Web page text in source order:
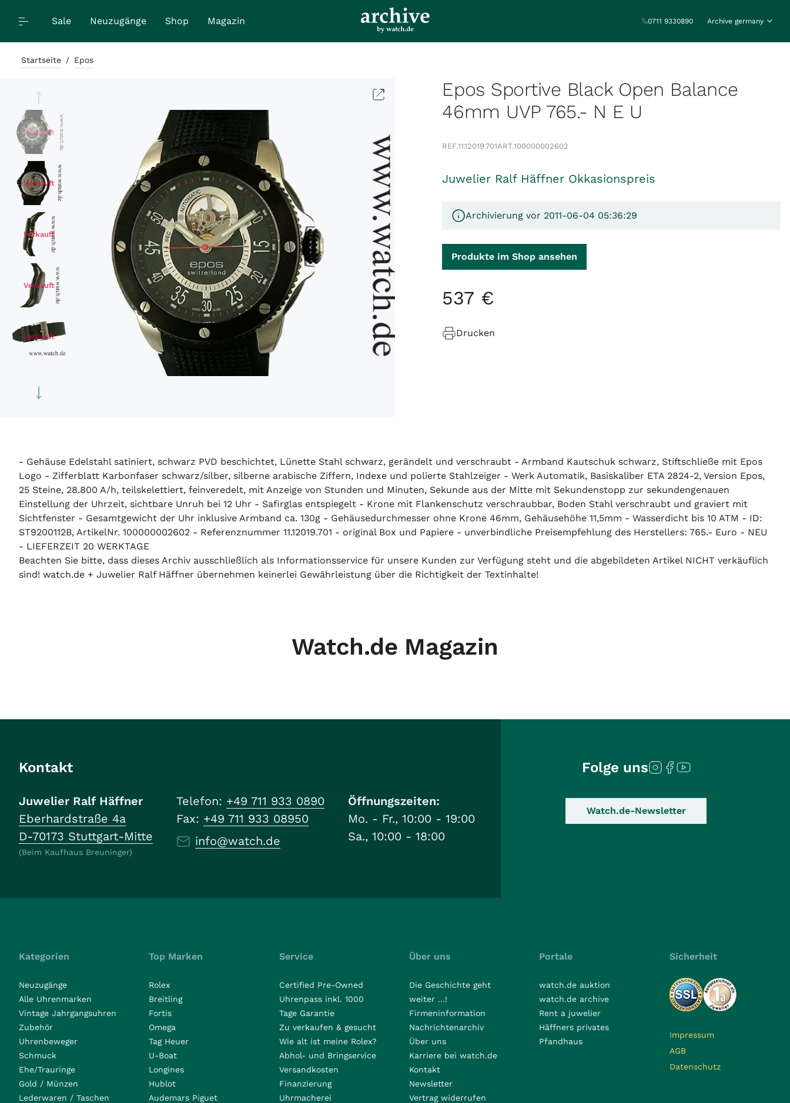
Sale Neuzugänge Shop Magazin 0711 9330890 Archive germany
Startseite / Epos
Epos Sportive Black Open Balance
46mm UVP 765.- N E U
Verkauft
Verkauft
Verkauft
Verkauft
Verkauft
Verkauft
REF.11.12019.701ART.100000002602
Juwelier Ralf Häffner Okkasionspreis
Archivierung vor 2011-06-04 05:36:29
Produkte im Shop ansehen
537 €
Drucken
- Gehäuse Edelstahl satiniert, schwarz PVD beschichtet, Lünette Stahl schwarz, gerändelt und verschraubt - Armband Kautschuk schwarz, Stiftschließe mit Epos
Logo - Zifferblatt Karbonfaser schwarz/silber, silberne arabische Ziffern, Indexe und polierte Stahlzeiger - Werk Automatik, Basiskaliber ETA 2824-2, Version Epos,
25 Steine, 28.800 A/h, teilskelettiert, feinveredelt, mit Anzeige von Stunden und Minuten, Sekunde aus der Mitte mit Sekundenstopp zur sekundengenauen
Einstellung der Uhrzeit, sichtbare Unruh bei 12 Uhr - Safirglas entspiegelt - Krone mit Flankenschutz verschraubbar, Boden Stahl verschraubt und graviert mit
Sichtfenster - Gesamtgewicht der Uhr inklusive Armband ca. 130g - Gehäusedurchmesser ohne Krone 46mm, Gehäusehöhe 11,5mm - Wasserdicht bis 10 ATM - ID:
ST9200112B, ArtikelNr. 100000002602 - Referenznummer 11.12019.701 - original Box und Papiere - unverbindliche Preisempfehlung des Herstellers: 765.- Euro - NEU
- LIEFERZEIT 20 WERKTAGE
Beachten Sie bitte, dass dieses Archiv ausschließlich als Informationsservice für unsere Kunden zur Verfügung steht und die abgebildeten Artikel NICHT verkäuflich
sind! watch.de + Juwelier Ralf Häffner übernehmen keinerlei Gewährleistung über die Richtigkeit der Textinhalte!
Watch.de Magazin
Kontakt
Juwelier Ralf Häffner
Eberhardstraße 4a
D-70173 Stuttgart-Mitte
(Beim Kaufhaus Breuninger)
Telefon: +49 711 933 0890
Fax: +49 711 933 08950
info@watch.de
Öffnungszeiten:
Mo. - Fr., 10:00 - 19:00
Sa., 10:00 - 18:00
Folge uns
Watch.de-Newsletter
Kategorien
Neuzugänge
Alle Uhrenmarken
Vintage Jahrgangsuhren
Zubehör
Uhrenbeweger
Schmuck
Ehe/Trauringe
Gold / Münzen
Lederwaren / Taschen
Top Marken
Rolex
Breitling
Fortis
Omega
Tag Heuer
U-Boat
Longines
Hublot
Audemars Piguet
Service
Certified Pre-Owned
Uhrenpass inkl. 1000
Tage Garantie
Zu verkaufen & gesucht
Wie alt ist meine Rolex?
Abhol- und Bringservice
Versandkosten
Finanzierung
Uhrmacherei
Über uns
Die Geschichte geht
weiter ...!
Firmeninformation
Nachrichtenarchiv
Über uns
Karriere bei watch.de
Kontakt
Newsletter
Vertrag widerrufen
Portale
watch.de auktion
watch.de archive
Rent a juwelier
Häffners privates
Pfandhaus
Sicherheit
Impressum
AGB
Datenschutz